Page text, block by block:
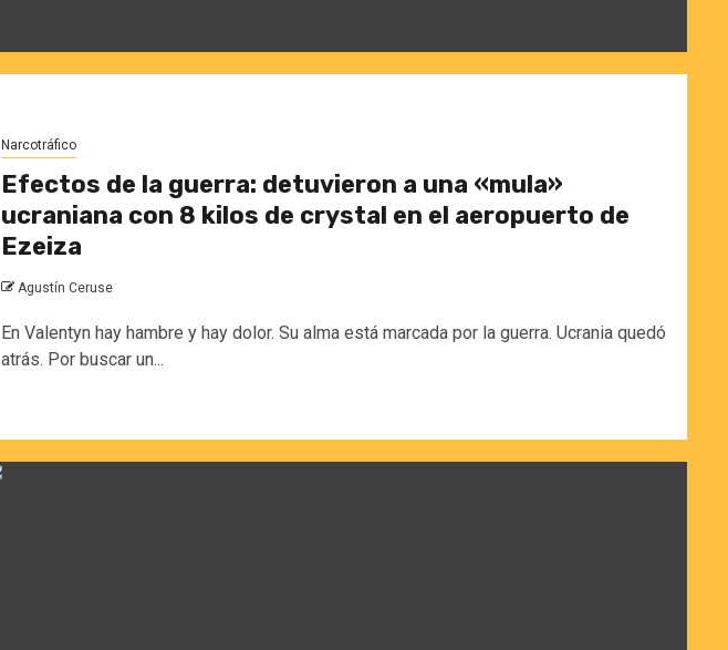
Narcotráfico
Efectos de la guerra: detuvieron a una «mula»
ucraniana con 8 kilos de crystal en el aeropuerto de
Ezeiza
Agustín Ceruse
En Valentyn hay hambre y hay dolor. Su alma está marcada por la guerra. Ucrania quedó
atrás. Por buscar un...